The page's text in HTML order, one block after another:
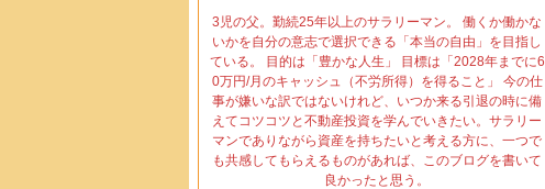
3児の父。勤続25年以上のサラリーマン。 働くか働かな
いかを自分の意志で選択できる「本当の自由」を目指し
ている。 目的は「豊かな人生」 目標は「2028年までに6
0万円/月のキャッシュ（不労所得）を得ること」 今の仕
事が嫌いな訳ではないけれど、いつか来る引退の時に備
えてコツコツと不動産投資を学んでいきたい。サラリー
マンでありながら資産を持ちたいと考える方に、一つで
も共感してもらえるものがあれば、このブログを書いて
良かったと思う。